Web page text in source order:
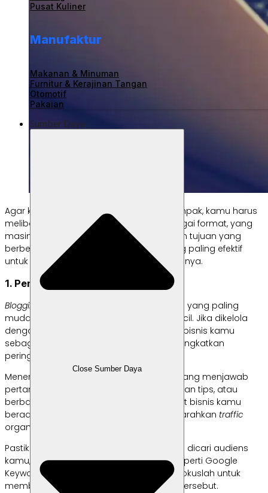
Pusat Kuliner
Manufaktur
Makanan & Minuman
Furnitur & Kerajinan Tangan
Otomotif
Pakaian
Sumber Daya
Close Sumber Daya
Agar konten yang diunggah memiliki dampak, kamu harus
melibatkan audiens target melalui berbagai format, yang
masing-masing cocok untukplatform
dan tujuan yang
berbeda. Berikut adalah jenis konten yang paling efektif
untuk bisnis kecil dan cara menggunakannya.
1. Penulisan Artikel di Blog
Blogging
adalah salah satu format konten yang paling
mudah diakses dan efektif untuk bisnis kecil. Jika dikelola
dengan baik, blog dapat memposisikan bisnis kamu
sebagai ahli di bidangnya sekaligus meningkatkan
peringkat mesin pencari situs blog kamu.
Menerbitkan konten blog secara teratur yang menjawab
pertanyaan umum pelanggan, memberikan tips, atau
berbagi wawasan tentang industri tempat bisnis kamu
berada saat ini, dapat membantu mengarahkan traffic
organik ke blog kamu.
Pastikan saja untuk meneliti
yang dicari audiens
kamu, menggunakan alat bantu gratis seperti Google
Keyword Planner atau Ubersuggest, dan fokuslah untuk
membuat konten panjang seputar topik tersebut.